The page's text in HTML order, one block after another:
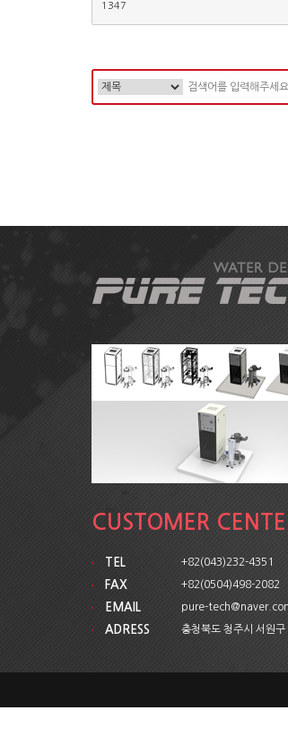
1347
CUSTOMER
TEL +82(043)232-4351
FAX +82(0504)498-2082
EMAIL pure-
ADRESS 충청북도 청주시 서원